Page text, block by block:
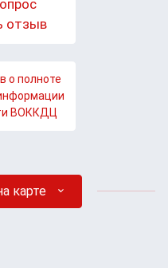
отзыв
о полноте
ВОККДЦ
карте